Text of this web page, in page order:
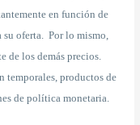
en función de
oferta. Por lo mismo,
de los demás precios.
temporales, productos de
de política monetaria.